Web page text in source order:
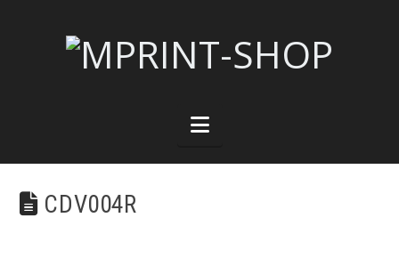
Navigation
CDV004R